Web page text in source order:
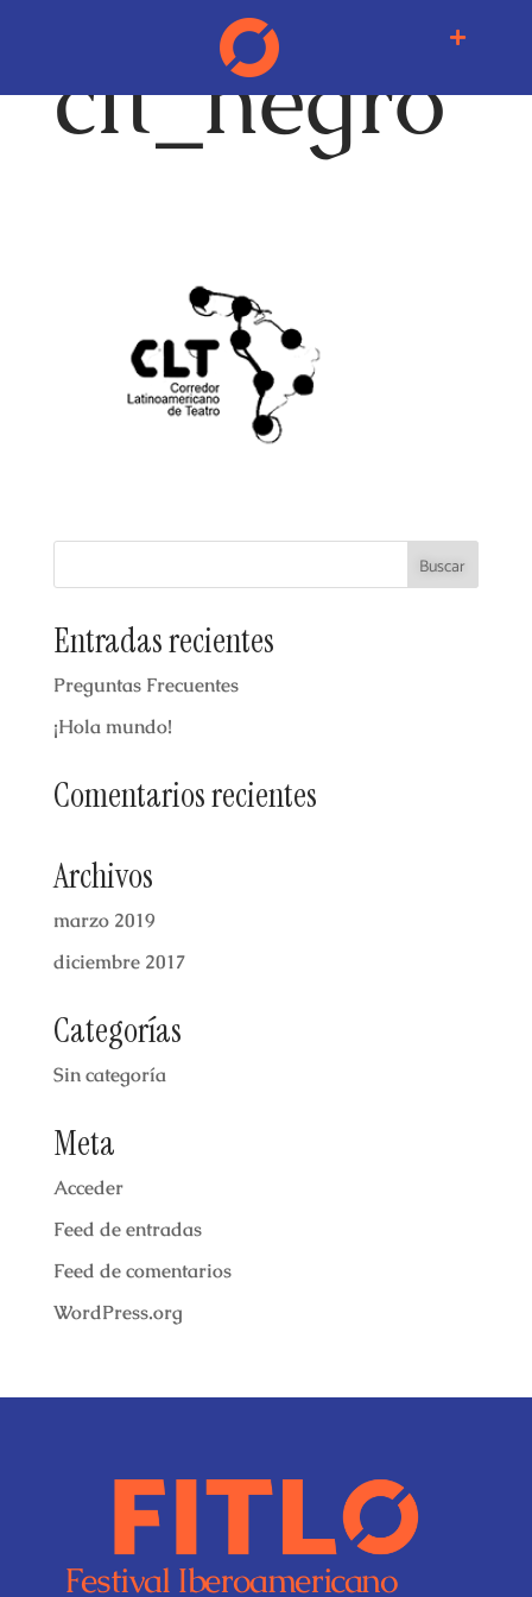
clt_negro
Entradas recientes
Preguntas Frecuentes
¡Hola mundo!
Comentarios recientes
Archivos
marzo 2019
diciembre 2017
Categorías
Sin categoría
Meta
Acceder
Feed de entradas
Feed de comentarios
WordPress.org
Festival Iberoamericano